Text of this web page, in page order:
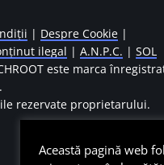
| Despre Cookie |
ilegal | A.N.P.C. | SOL
este marca
rezervate proprietarului.
Această pagină web